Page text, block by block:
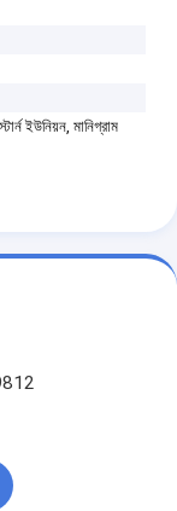
ইউনিয়ন, মানিগ্রাম